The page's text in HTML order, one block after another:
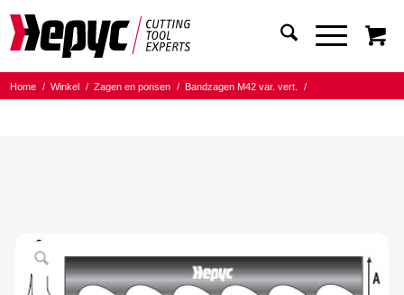
Home / Winkel / Zagen en ponsen / Bandzagen M42 var. vert.
/